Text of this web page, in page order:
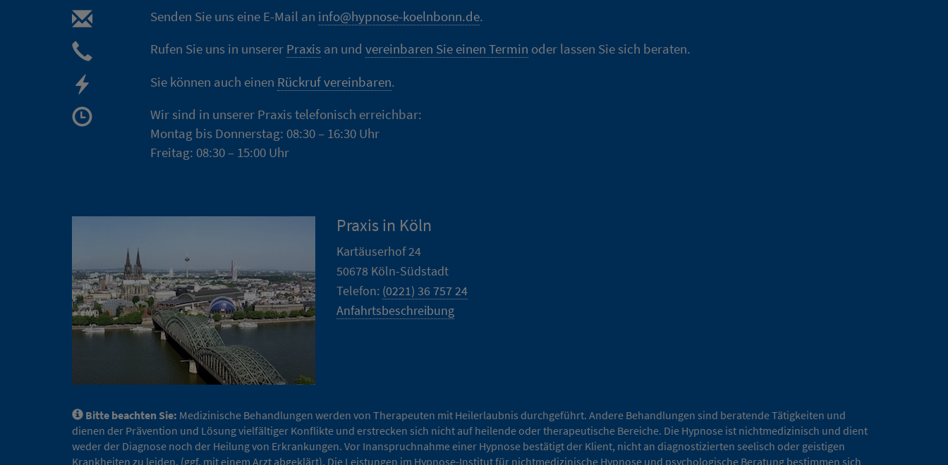
Senden Sie uns eine E-Mail an info@hypnose-koelnbonn.de.
Rufen Sie uns in unserer Praxis an undvereinbaren Sie einen Termin oder lassen Sie sich beraten.
Sie können auch einen Rückruf vereinbaren.
Wir sind in unserer Praxis telefonisch erreichbar:
Montag bis Donnerstag: 08:30 – 16:30 Uhr
Freitag: 08:30 – 15:00 Uhr
Praxis in Köln
Kartäuserhof 24
50678 Köln-Südstadt
Telefon: (0221) 36 757 24
Anfahrtsbeschreibung
Bitte beachten Sie: Medizinische Behandlungen werden von Therapeuten mit Heilerlaubnis durchgeführt. Andere Behandlungen sind beratende Tätigkeiten und
dienen der Prävention und Lösung vielfältiger Konflikte und erstrecken sich nicht auf heilende oder therapeutische Bereiche. Die Hypnose ist nichtmedizinisch und dient
weder der Diagnose noch der Heilung von Erkrankungen. Vor Inanspruchnahme einer Hypnose bestätigt der Klient, nicht an diagnostizierten seelisch oder geistigen
Krankheiten zu leiden. (ggf. mit einem Arzt abgeklärt). Die Leistungen im Hypnose-Institut für nichtmedizinische Hypnose und psychologische Beratung bestimmen sich